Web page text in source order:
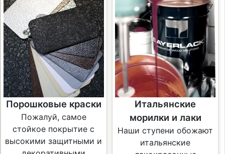
Порошковые краски
Пожалуй, самое
стойкое покрытие с
высокими защитными и
Итальянские
морилки и лаки
Наши ступени обожают
итальянские